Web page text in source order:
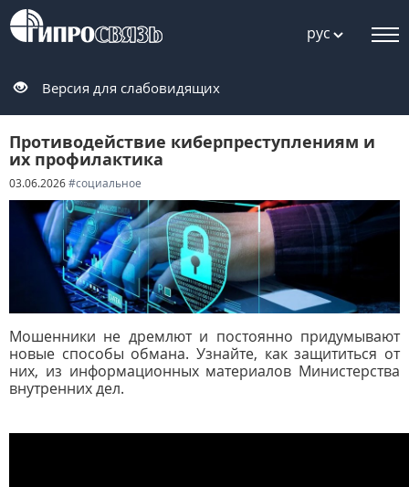
рус
Версия для слабовидящих
Противодействие киберпреступлениям и
их профилактика
03.06.2026#социальное
Мошенники не дремлют и постоянно придумывают
новые способы обмана. Узнайте, как защититься от
них, из информационных материалов Министерства
внутренних дел.